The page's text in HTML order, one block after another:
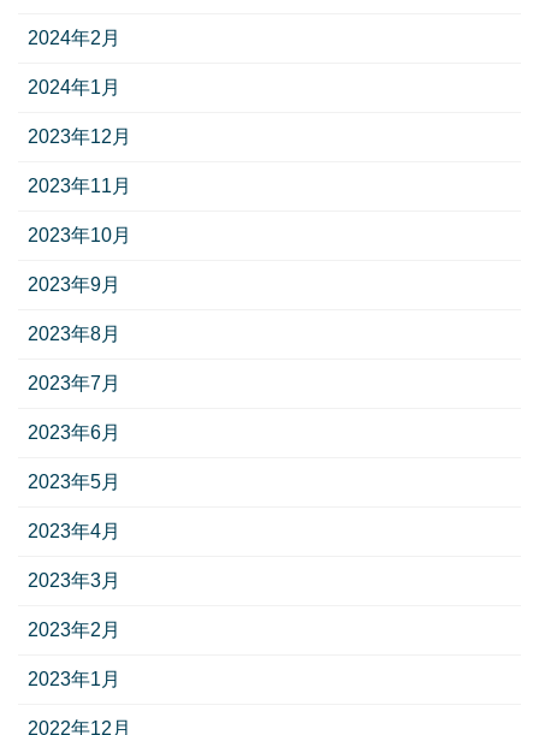
2024年2月
2024年1月
2023年12月
2023年11月
2023年10月
2023年9月
2023年8月
2023年7月
2023年6月
2023年5月
2023年4月
2023年3月
2023年2月
2023年1月
2022年12月